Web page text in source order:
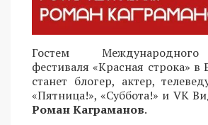
Гостем
фестиваля «Красная строка» в
станет блогер, актер,
«Пятница!», «Суббота!» и VK
Роман Каграманов.